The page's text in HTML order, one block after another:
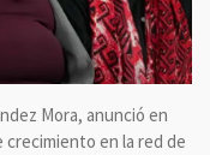
Mora, anunció en
en la red de